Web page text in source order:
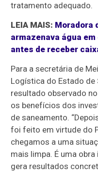
tratamento adequado.
LEIA MAIS: Moradora
armazenava água
antes de receber
Para a secretária de
Logística do Estado de
resultado observado
os benefícios dos
de saneamento.
foi feito em virtude do
chegamos a uma
mais limpa. É uma
gera resultados